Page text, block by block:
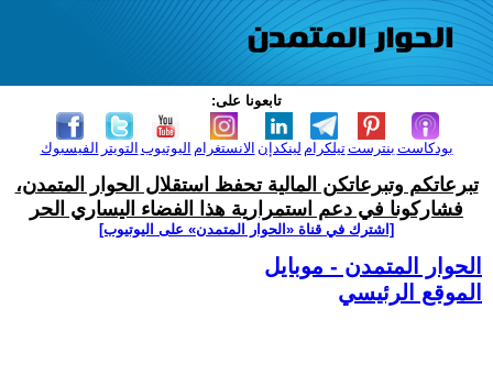
تابعونا على:
الفيسبوك التويتر اليوتيوب الانستغرام لينكدإن تيلكرامبنترست بودكاست
تبرعاتكم وتبرعاتكن المالية تحفظ استقلال الحوار المتمدن،
فشاركونا في دعم استمرارية هذا الفضاء اليساري الحر
[اشترك في قناة ‫«الحوار المتمدن» على اليوتيوب]
الحوار المتمدن - موبايل
الموقع الرئيسي